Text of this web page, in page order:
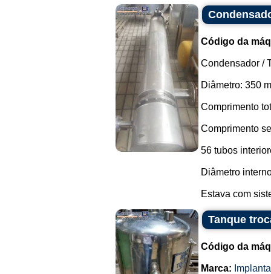
Código da
Condensador /
Diâmetro: 350
Comprimento
Comprimento
56 tubos
Diâmetro
Estava com
Tanque
Código da
Marca: